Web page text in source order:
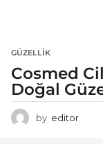
GÜZELLIK
Cosmed
Doğal
by editor